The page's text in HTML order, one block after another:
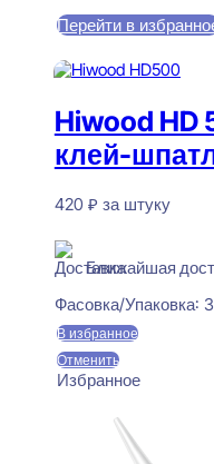
Перейти в
Hiwood
клей-
420 ₽ за штуку
Ближайшая
Фасовка/Упаковка:
В избранное
Отменить
Избранное